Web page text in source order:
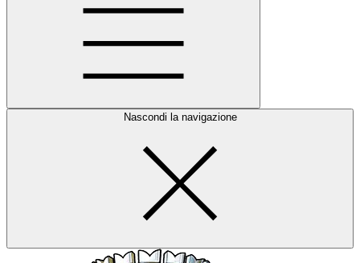
Nascondi la navigazione